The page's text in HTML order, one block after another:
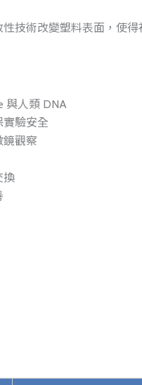
技術改變塑料表面，使
與人類 DNA
驗安全
鏡觀察
換